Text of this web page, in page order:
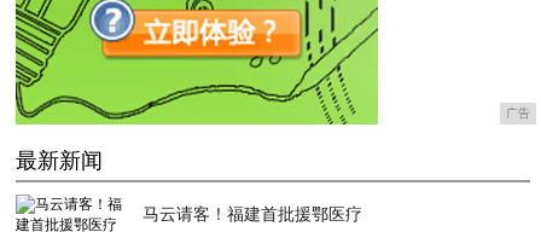
广告
最新新闻
马云请客！福建首批援鄂医疗